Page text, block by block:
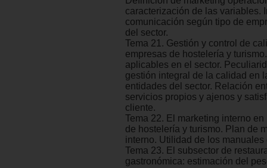
caracterización de las variables.
comunicación según tipo de
del sector.
Tema 21. Gestión y control de
empresas de hostelería y
aplicables en el sector.
gestión integral de la calidad en
entidades del sector. Relación
servicios propios y ajenos y
cliente.
Tema 22. El marketing interno
de hostelería y turismo. Plan de
interno. Utilidad de los manuales
Tema 23. El subsector de
gastronómica: estimación del